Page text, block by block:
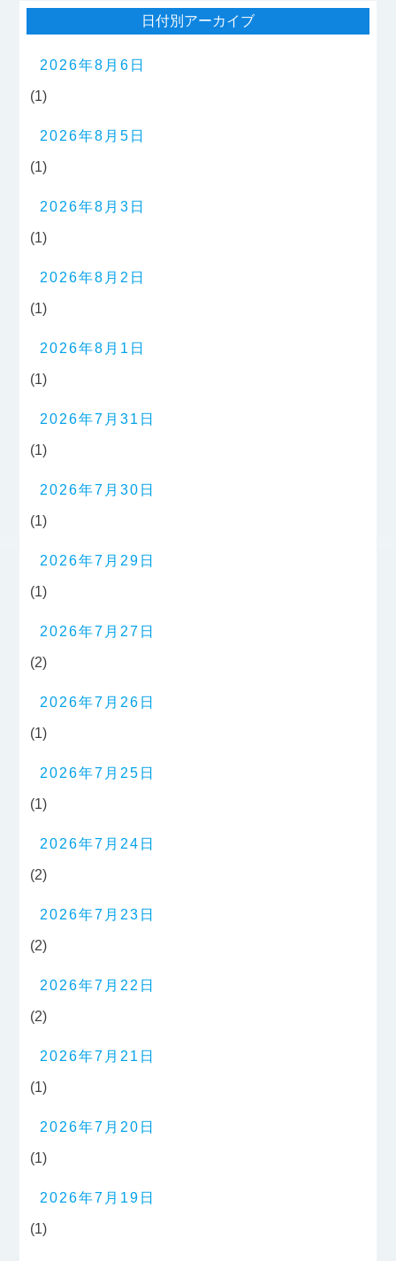
日付別アーカイブ
2026年8月6日
(1)
2026年8月5日
(1)
2026年8月3日
(1)
2026年8月2日
(1)
2026年8月1日
(1)
2026年7月31日
(1)
2026年7月30日
(1)
2026年7月29日
(1)
2026年7月27日
(2)
2026年7月26日
(1)
2026年7月25日
(1)
2026年7月24日
(2)
2026年7月23日
(2)
2026年7月22日
(2)
2026年7月21日
(1)
2026年7月20日
(1)
2026年7月19日
(1)